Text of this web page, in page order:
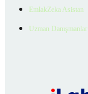
EmlakZeka Asistan
Uzman Danışmanlar